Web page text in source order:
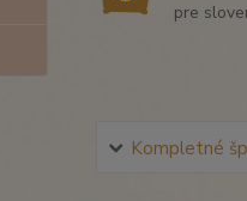
pre
Kompletné